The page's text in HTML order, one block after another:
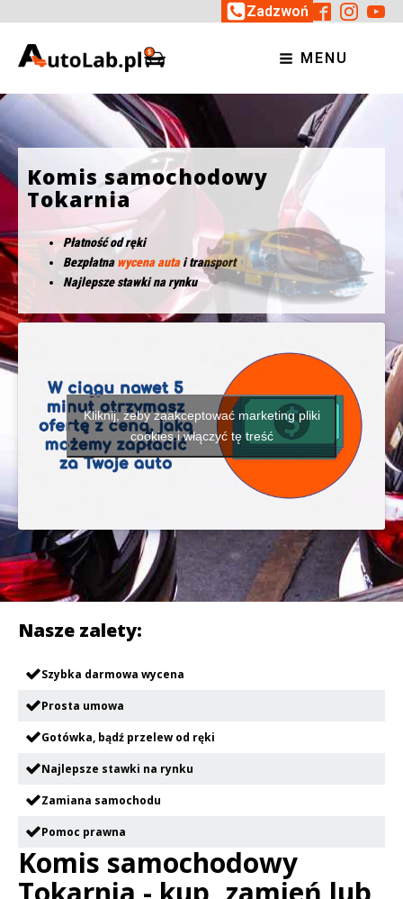
Zadzwoń
MENU
Komis samochodowy
Tokarnia
Płatność od ręki
Bezpłatnawycena autai transport
Najlepsze stawki na rynku
Kliknij, żeby zaakceptować marketing pliki
cookies i włączyć tę treść
Nasze zalety:
Szybka darmowa wycena
Prosta umowa
Gotówka, bądź przelew od ręki
Najlepsze stawki na rynku
Zamiana samochodu
Pomoc prawna
Komis samochodowy